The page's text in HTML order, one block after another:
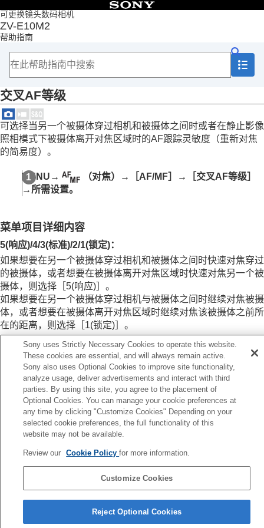
可更换镜头数码相机
ZV-E10M2
帮助指南
目录
首页
如何使用“帮助指南”
检查相机和附件
基本操作
准备相机/基本拍摄操作
从MENU查找功能
使用拍摄功能
本章节的内容
选择照相模式
对焦
被摄体识别
根据相机朝向（水平/垂直）调整对焦区域设置
（换垂直和水平AF区）
注册当前的对焦区域（AF区域注册功能）
删除所注册的自动对焦区域（删除注册的AF区
域）
对焦区域限制
（静止影像/动态影像）
对焦点的循环（静止影像/动态影像）
AF边框移动距离（静止影像/动态影像）
对焦边框颜色（静止影像/动态影像）
AF区域自动清除
AF-C区域显示
相位检测区域
交叉AF等级
速度变化AF跟踪
AF过渡速度
AF摄体转移敏度
AF帮助
AF/MF选择
半按快门AF
AF开启
预先AF
AF-S优先级设置
AF-C优先级设置
交叉AF等级
可选择当另一个被摄体穿过相机和被摄体之间时或者在静止影像
照相模式下被摄体离开对焦区域时的AF跟踪灵敏度（重新对焦
的简易度）。
MENU → （对焦）→ ［AF/MF］ →
［交叉AF等级］
→所需设置。
菜单项目详细内容
5(响应)/4/3(标准)/2/1(锁定)：
如果想要在另一个被摄体穿过相机和被摄体之间时快速对焦穿过
的被摄体，或者想要在被摄体离开对焦区域时快速对焦另一个被
摄体，则选择 ［5(响应)］ 。
如果想要在另一个被摄体穿过相机与被摄体之间时继续对焦被摄
体，或者想要在被摄体离开对焦区域时继续对焦该被摄体之前所
在的距离，则选择 ［1(锁定)］ 。
检测区域
下一页
速度变化AF
语言选择页面
5-061-838-93(4)
Sony uses Strictly Necessary Cookies to operate this website.
These cookies are essential, and will always remain active.
Sony also uses Optional Cookies to improve site functionality,
analyze usage, deliver advertisements and interact with third
parties. By using this site, you agree to the placement of
Optional Cookies. You can manage your cookie preferences at
any time by clicking "Customize Cookies" Depending on your
selected cookie preferences, the full functionality of this
website may not be available.
Review our Cookie Policyfor more information.
Customize Cookies
Reject Optional Cookies